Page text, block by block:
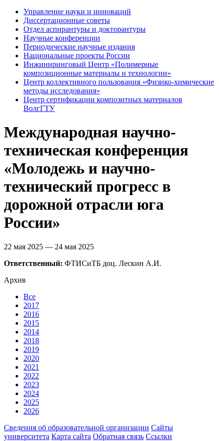
Управление науки и инноваций
Диссертационные советы
Отдел аспирантуры и докторантуры
Научные конференции
Периодические научные издания
Национальные проекты России
Инжиниринговый Центр «Полимерные
композиционные материалы и технологии»
Центр коллективного пользования «Физико-химические
методы исследования»
Центр сертификации композитных материалов
ВолгГТУ
Международная научно-
техническая конференция
«Молодежь и научно-
технический прогресс в
дорожной отрасли юга
России»
22 мая 2025 — 24 мая 2025
Ответственный: ФТИСиТБ доц. Лескин А.И.
Архив
Все
2017
2016
2015
2014
2018
2019
2020
2021
2022
2023
2024
2025
2026
Сведения об образовательной организации Сайты
университета Карта сайта Обратная связь Ссылки